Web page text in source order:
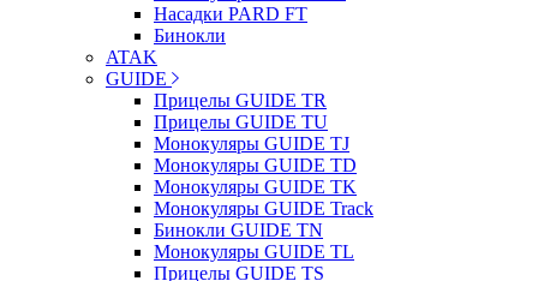
Насадки PARD FT
Бинокли
ATAK
GUIDE
Прицелы GUIDE TR
Прицелы GUIDE TU
Монокуляры GUIDE TJ
Монокуляры GUIDE TD
Монокуляры GUIDE TK
Монокуляры GUIDE Track
Бинокли GUIDE TN
Монокуляры GUIDE TL
Прицелы GUIDE TS